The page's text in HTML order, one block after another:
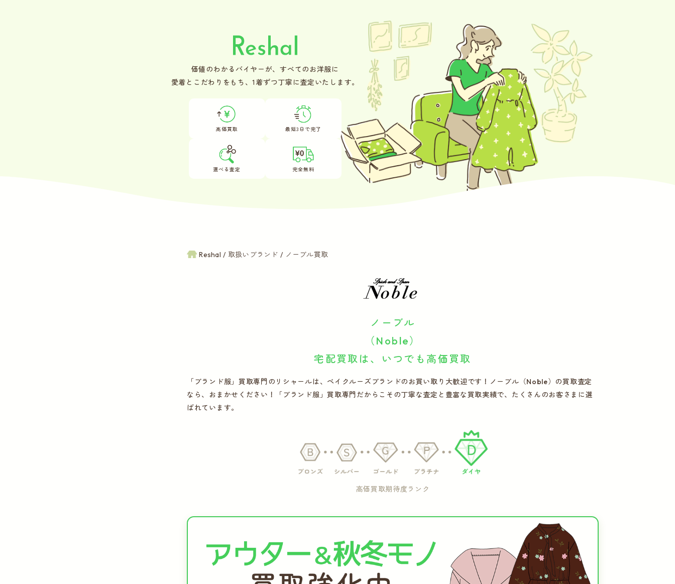
価値のわかるバイヤーが、すべてのお洋服に
愛着とこだわりをもち、1着ずつ丁寧に査定いたします。
高価買取 最短3日で完了
選べる査定 完全無料
Reshal 取扱いブランド ノーブル買取
ノーブル
（Noble）
宅配買取は、いつでも高価買取
「ブランド服」買取専門のリシャールは、ベイクルーズブランドのお買い取り大歓迎です！ノーブル（Noble）の買取査定
なら、おまかせください！「ブランド服」買取専門だからこその丁寧な査定と豊富な買取実績で、たくさんのお客さまに選
ばれています。
高価買取期待度ランク